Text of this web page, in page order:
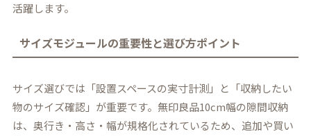
活躍します。
サイズモジュールの重要性と選び方ポイント
サイズ選びでは「設置スペースの実寸計測」と「収納したい
物のサイズ確認」が重要です。無印良品10cm幅の隙間収納
は、奥行き・高さ・幅が規格化されているため、追加や買い